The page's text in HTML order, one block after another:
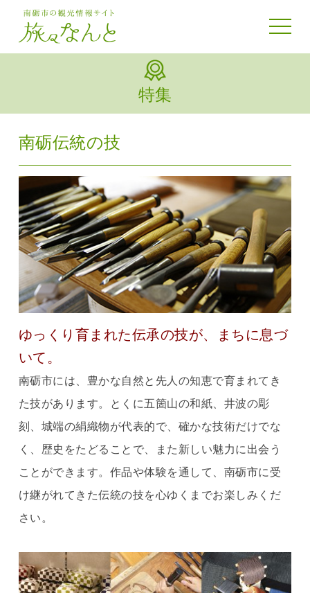
toggle
特集
南砺伝統の技
ゆっくり育まれた伝承の技が、まちに息づ
いて。
南砺市には、豊かな自然と先人の知恵で育まれてき
た技があります。とくに五箇山の和紙、井波の彫
刻、城端の絹織物が代表的で、確かな技術だけでな
く、歴史をたどることで、また新しい魅力に出会う
ことができます。作品や体験を通して、南砺市に受
け継がれてきた伝統の技を心ゆくまでお楽しみくだ
さい。